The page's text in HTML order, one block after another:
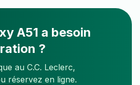
A51 a besoin
?
au C.C. Leclerc,
réservez en ligne.